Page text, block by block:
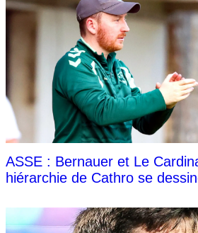
ASSE : Bernauer et Le
hiérarchie de Cathro se